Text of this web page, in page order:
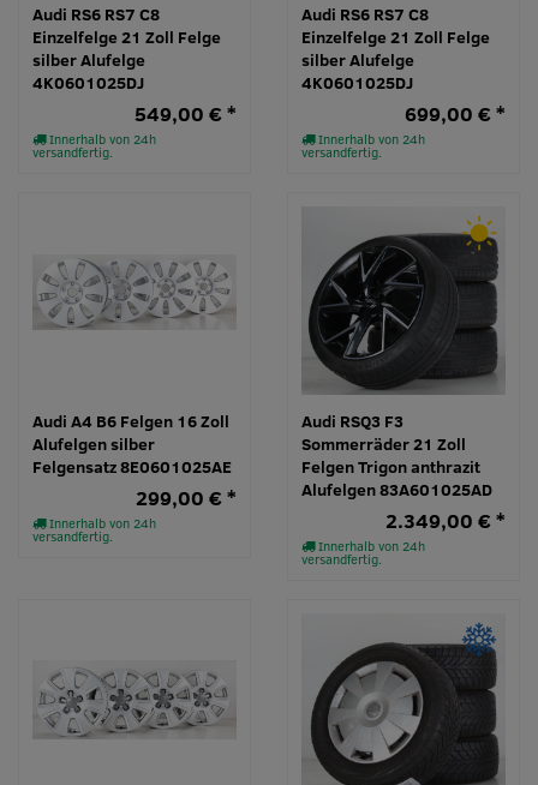
Audi RS6 RS7 C8
Einzelfelge 21 Zoll Felge
silber Alufelge
4K0601025DJ
Innerhalb von 24h
versandfertig.
549,00 € *
Audi RS6 RS7 C8
Einzelfelge 21 Zoll Felge
silber Alufelge
4K0601025DJ
Innerhalb von 24h
versandfertig.
699,00 € *
Audi A4 B6 Felgen 16 Zoll
Alufelgen silber
Felgensatz 8E0601025AE
Innerhalb von 24h
versandfertig.
299,00 € *
Audi RSQ3 F3
Sommerräder 21 Zoll
Felgen Trigon anthrazit
Alufelgen 83A601025AD
Innerhalb von 24h
versandfertig.
2.349,00 € *